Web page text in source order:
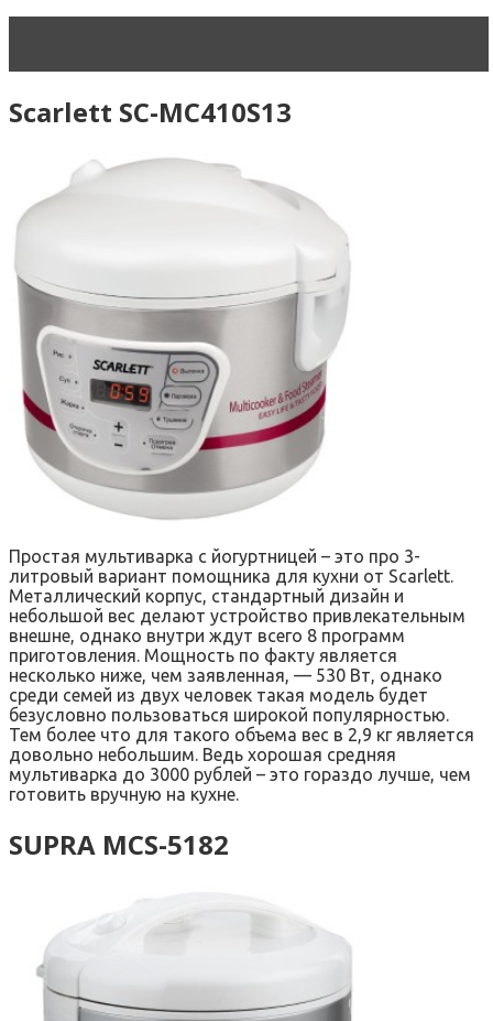
Scarlett SC-MC410S13
Простая мультиварка с йогуртницей – это про 3-
литровый вариант помощника для кухни от Scarlett.
Металлический корпус, стандартный дизайн и
небольшой вес делают устройство привлекательным
внешне, однако внутри ждут всего 8 программ
приготовления. Мощность по факту является
несколько ниже, чем заявленная, — 530 Вт, однако
среди семей из двух человек такая модель будет
безусловно пользоваться широкой популярностью.
Тем более что для такого объема вес в 2,9 кг является
довольно небольшим. Ведь хорошая средняя
мультиварка до 3000 рублей – это гораздо лучше, чем
готовить вручную на кухне.
SUPRA MCS-5182